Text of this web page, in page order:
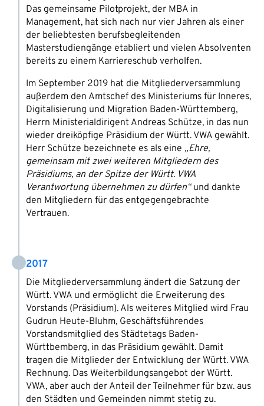
Das gemeinsame Pilotprojekt, der MBA in
Management, hat sich nach nur vier Jahren als einer
der beliebtesten berufsbegleitenden
Masterstudiengänge etabliert und vielen Absolventen
bereits zu einem Karriereschub verholfen.
Im September 2019 hat die Mitgliederversammlung
außerdem den Amtschef des Ministeriums für Inneres,
Digitalisierung und Migration Baden-Württemberg,
Herrn Ministerialdirigent Andreas Schütze, in das nun
wieder dreiköpfige Präsidium der Württ. VWA gewählt.
Herr Schütze bezeichnete es als eine „Ehre,
gemeinsam mit zwei weiteren Mitgliedern des
Präsidiums, an der Spitze der Württ. VWA
Verantwortung übernehmen zu dürfen“und dankte
den Mitgliedern für das entgegengebrachte
Vertrauen.
2017
Die Mitgliederversammlung ändert die Satzung der
Württ. VWA und ermöglicht die Erweiterung des
Vorstands (Präsidium). Als weiteres Mitglied wird Frau
Gudrun Heute-Bluhm, Geschäftsführendes
Vorstandsmitglied des Städtetags Baden-
Württbemberg, in das Präsidium gewählt. Damit
tragen die Mitglieder der Entwicklung der Württ. VWA
Rechnung. Das Weiterbildungsangebot der Württ.
VWA, aber auch der Anteil der Teilnehmer für bzw. aus
den Städten und Gemeinden nimmt stetig zu.